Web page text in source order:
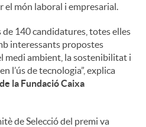
món laboral i empresarial.
140 candidatures, totes elles
interessants propostes
medi ambient, la sostenibilitat i
l’ús de tecnologia”, explica
la Fundació Caixa
de Selecció del premi va